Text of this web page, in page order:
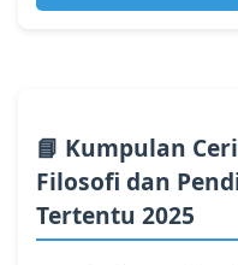
📘 Kumpulan
Filosofi dan
Tertentu 2025